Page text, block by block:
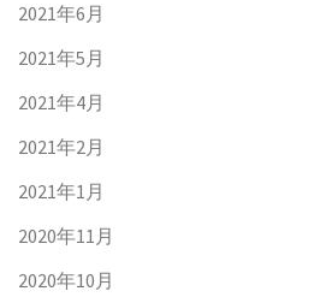
2021年6月
2021年5月
2021年4月
2021年2月
2021年1月
2020年11月
2020年10月